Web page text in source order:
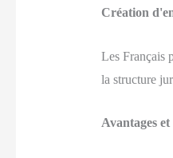
Création
Les Français
la structure
Avantages